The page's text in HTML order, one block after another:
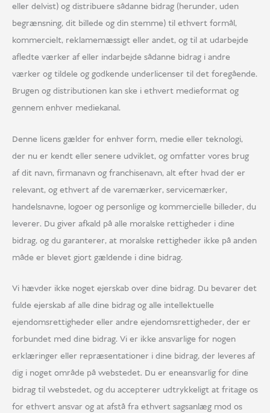
eller delvist) og distribuere sådanne bidrag (herunder, uden
begrænsning, dit billede og din stemme) til ethvert formål,
kommercielt, reklamemæssigt eller andet, og til at udarbejde
afledte værker af eller indarbejde sådanne bidrag i andre
værker og tildele og godkende underlicenser til det foregående.
Brugen og distributionen kan ske i ethvert medieformat og
gennem enhver mediekanal.
Denne licens gælder for enhver form, medie eller teknologi,
der nu er kendt eller senere udviklet, og omfatter vores brug
af dit navn, firmanavn og franchisenavn, alt efter hvad der er
relevant, og ethvert af de varemærker, servicemærker,
handelsnavne, logoer og personlige og kommercielle billeder, du
leverer. Du giver afkald på alle moralske rettigheder i dine
bidrag, og du garanterer, at moralske rettigheder ikke på anden
måde er blevet gjort gældende i dine bidrag.
Vi hævder ikke noget ejerskab over dine bidrag. Du bevarer det
fulde ejerskab af alle dine bidrag og alle intellektuelle
ejendomsrettigheder eller andre ejendomsrettigheder, der er
forbundet med dine bidrag. Vi er ikke ansvarlige for nogen
erklæringer eller repræsentationer i dine bidrag, der leveres af
dig i noget område på webstedet. Du er eneansvarlig for dine
bidrag til webstedet, og du accepterer udtrykkeligt at fritage os
for ethvert ansvar og at afstå fra ethvert sagsanlæg mod os